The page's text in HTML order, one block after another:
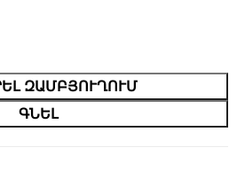
ԶԱՄԲՅՈՒՂՈՒՄ
ԳՆԵԼ